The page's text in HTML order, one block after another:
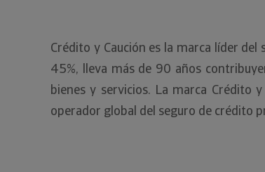
Crédito y Caución es la marca líder
45%, lleva más de 90 años
bienes y servicios. La marca Crédito
operador global del seguro de crédito